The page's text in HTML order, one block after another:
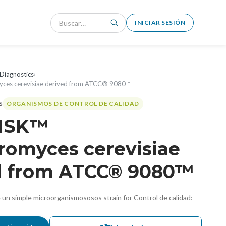
INICIAR SESIÓN
›
cerevisiae derived from ATCC® 9080™
ORGANISMOS DE CONTROL DE CALIDAD
cerevisiae
from ATCC® 9080™
simple microorganismososos strain for Control de calidad: